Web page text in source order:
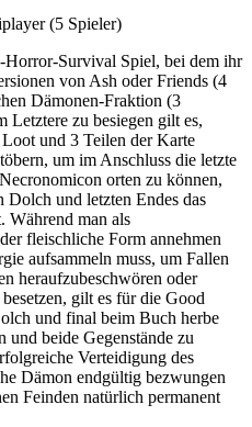
(5 Spieler)
Horror-Survival Spiel, bei dem ihr
von Ash oder Friends (4
Dämonen-Fraktion (3
Letztere zu besiegen gilt es,
und 3 Teilen der Karte
um im Anschluss die letzte
orten zu können,
Dolch und letzten Endes das
Während man als
fleischliche Form annehmen
aufsammeln muss, um Fallen
heraufzubeschwören oder
gilt es für die Good
und final beim Buch herbe
beide Gegenstände zu
Verteidigung des
Dämon endgültig bezwungen
Feinden natürlich permanent